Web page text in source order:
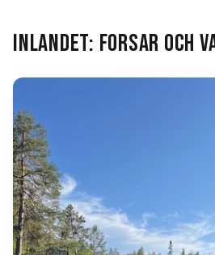
INLANDET: FORSAR OCH